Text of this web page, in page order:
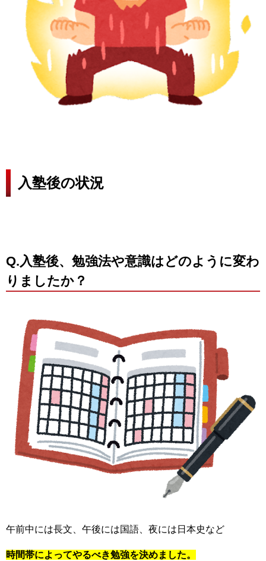
入塾後の状況
Q.入塾後、勉強法や意識はどのように変わ
りましたか？
午前中には長文、午後には国語、夜には日本史など
時間帯によってやるべき勉強を決めました。